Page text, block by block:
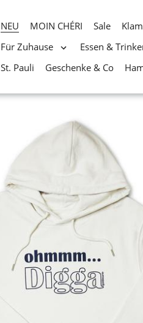
NEU MOIN CHÉRI Sale
Für Zuhause
Essen &
St. Pauli
Geschenke & Co